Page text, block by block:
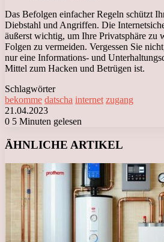
Das Befolgen einfacher Regeln schützt
Diebstahl und Angriffen. Die
äußerst wichtig, um Ihre Privatsphäre zu
Folgen zu vermeiden. Vergessen Sie
nur eine Informations- und
Mittel zum Hacken und Betrügen ist.
Schlagwörter
bekomme datscha internet zugang
21.04.2023
0 5 Minuten gelesen
ÄHNLICHE ARTIKEL